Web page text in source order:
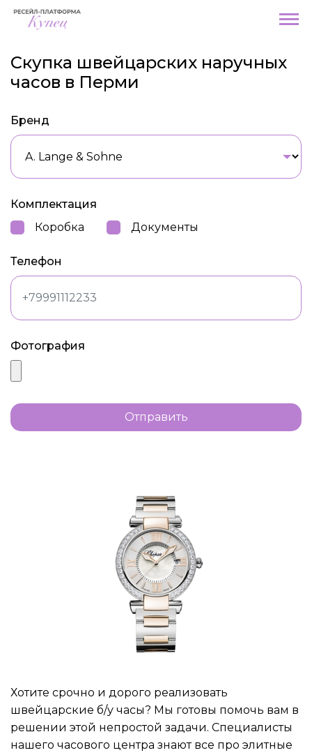
Скупка швейцарских наручных
часов в Перми
Бренд
Комплектация
Коробка
Документы
Телефон
Фотография
Отправить
Хотите срочно и дорого реализовать
швейцарские б/у часы? Мы готовы помочь вам в
решении этой непростой задачи. Специалисты
нашего часового центра знают все про элитные